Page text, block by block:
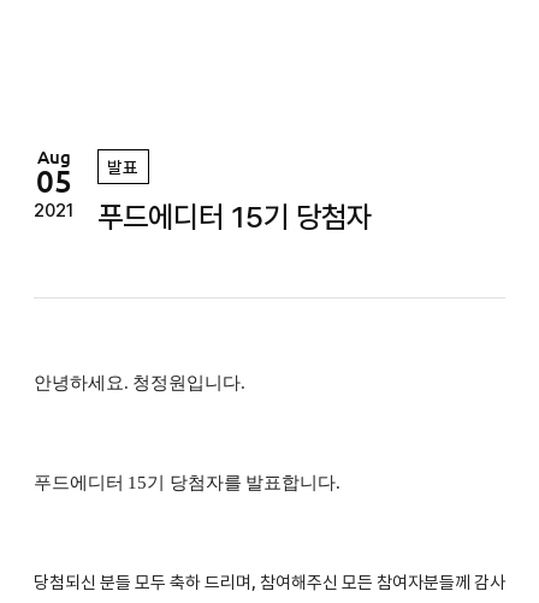
Aug
05
2021
발표
푸드에디터 15기 당첨자
안녕하세요. 청정원입니다.
푸드에디터 15기 당첨자를 발표합니다.
당첨되신 분들 모두 축하 드리며, 참여해주신 모든 참여자분들께 감사